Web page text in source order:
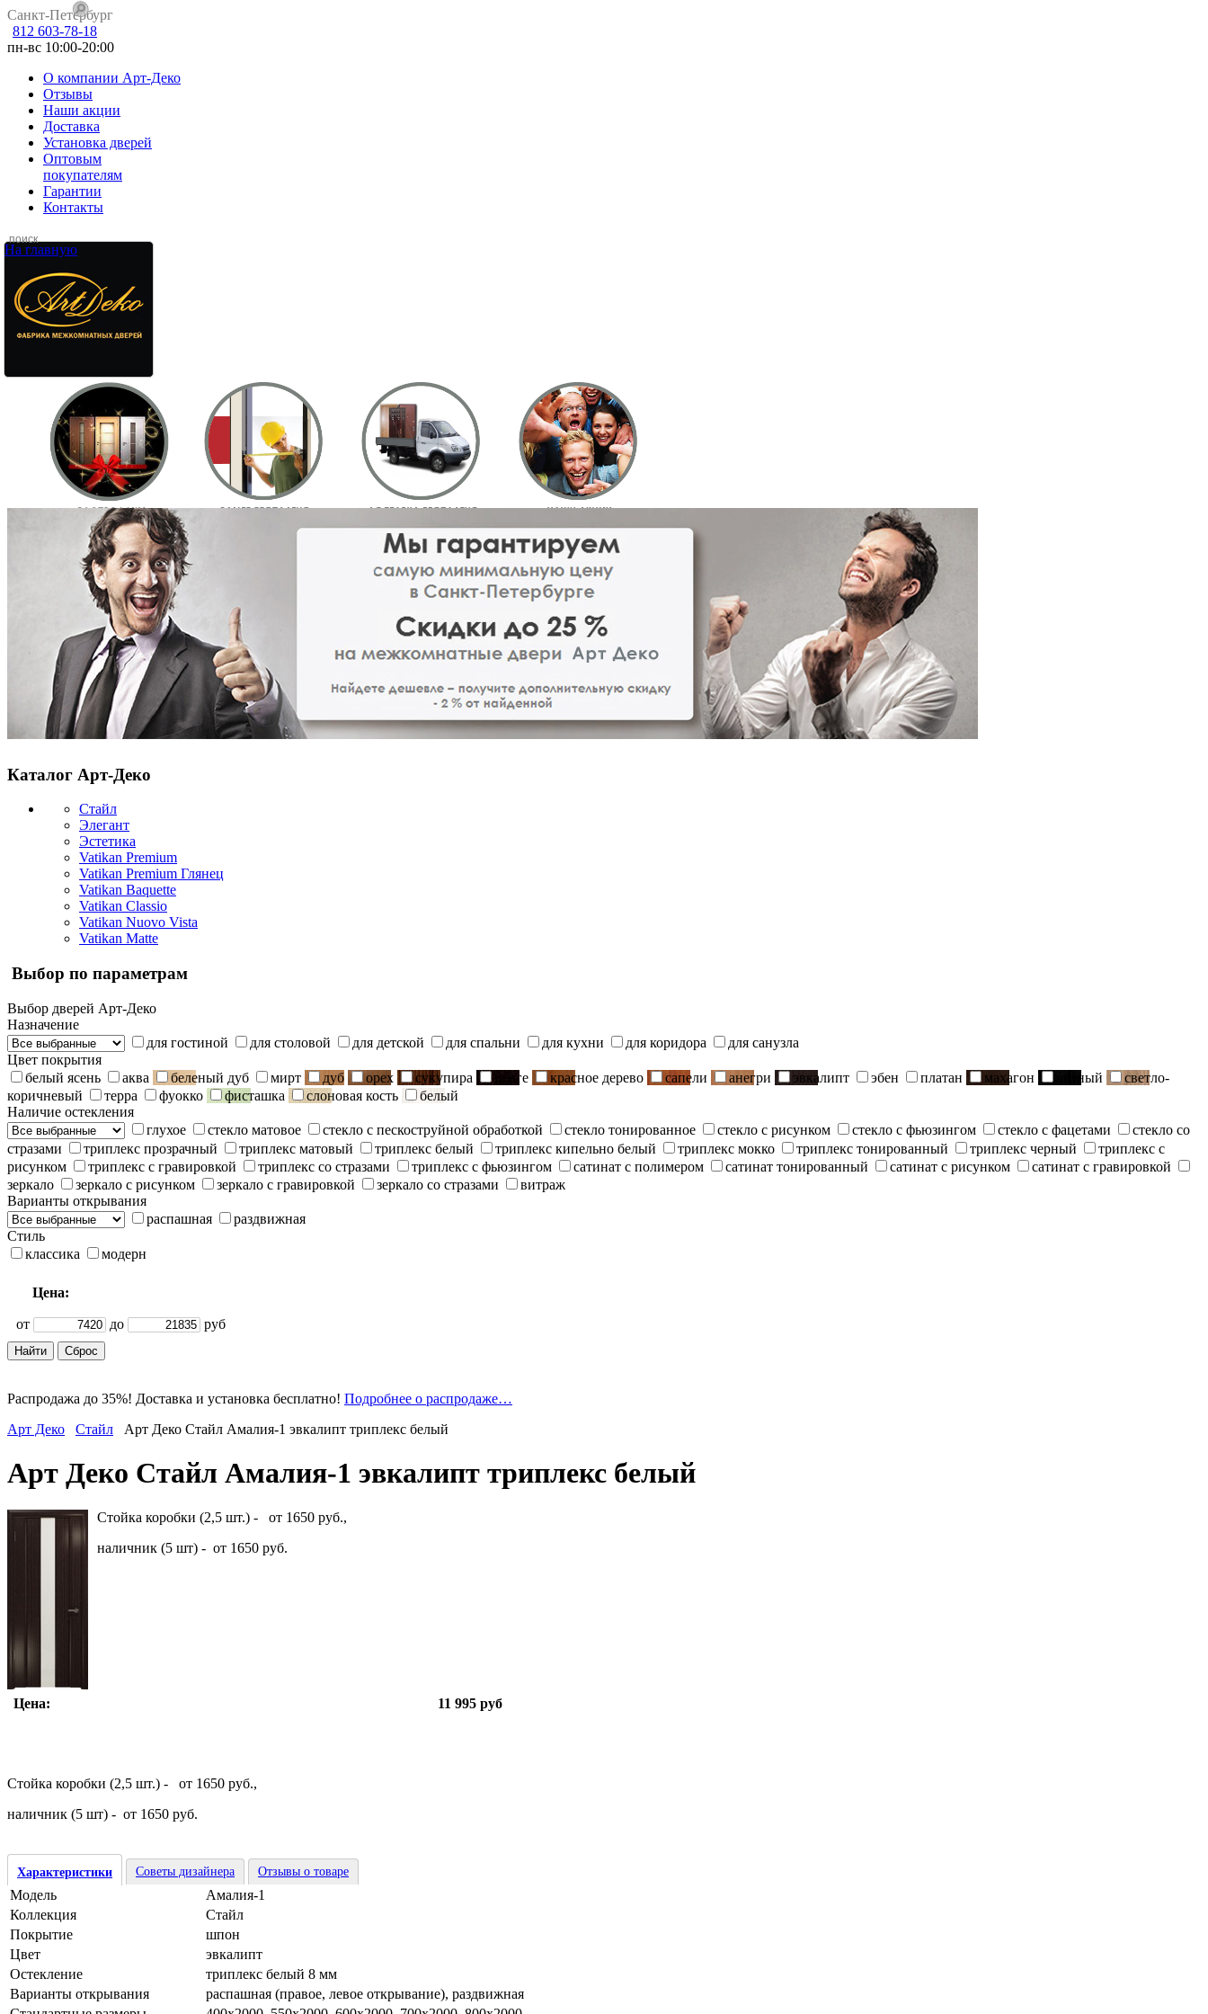
Санкт-Петербург
812 603-78-18
пн-вс 10:00-20:00
О компании Арт-Деко
Отзывы
Наши акции
Доставка
Установка дверей
Оптовым
покупателям
Гарантии
Контакты
На главную
Каталог Арт-Деко
Стайл
Элегант
Эстетика
Vatikan Premium
Vatikan Premium Глянец
Vatikan Baquette
Vatikan Classio
Vatikan Nuovo Vista
Vatikan Matte
Выбор по параметрам
Выбор дверей Арт-Деко
Назначение
для гостиной
для столовой для детской для спальни для кухни для коридора
для санузла
Цвет покрытия
белый ясень
аква беленый дуб мирт дуб орех сукупира венге красное дерево сапели анегри эвкалипт эбен платан махагон черный
светло-
коричневый
терра фуокко фисташка слоновая кость
белый
Наличие остекления
глухое
стекло матовое стекло с пескоструйной обработкой стекло тонированное стекло с рисунком стекло с фьюзингом стекло с фацетами
стекло со
стразами
триплекс прозрачный триплекс матовый триплекс белый триплекс кипельно белый триплекс мокко триплекс тонированный триплекс черный
триплекс с
рисунком
триплекс с гравировкой триплекс со стразами триплекс с фьюзингом сатинат с полимером сатинат тонированный сатинат с рисунком
сатинат с гравировкой
зеркало
зеркало с рисунком зеркало с гравировкой зеркало со стразами
витраж
Варианты открывания
распашная
раздвижная
Стиль
классика
модерн
Цена:
от до руб
Распродажа до 35%! Доставка и установка бесплатно! Подробнее о распродаже…
Арт Деко
Стайл Арт Деко Стайл Амалия-1 эвкалипт триплекс белый
Арт Деко Стайл Амалия-1 эвкалипт триплекс белый
Стойка коробки (2,5 шт.) - от 1650 руб.,
наличник (5 шт) - от 1650 руб.
Цена: 11 995 руб
Стойка коробки (2,5 шт.) - от 1650 руб.,
наличник (5 шт) - от 1650 руб.
Характеристики Советы дизайнера Отзывы о товаре
Модель
Амалия-1
Коллекция
Стайл
Покрытие
шпон
Цвет
эвкалипт
Остекление
триплекс белый 8 мм
Варианты открывания
распашная (правое, левое открывание), раздвижная